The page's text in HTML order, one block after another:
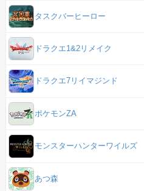
タスクバーヒーロー
ドラクエ1&2リメイク
ドラクエ7リイマジンド
ポケモンZA
モンスターハンターワイルズ
あつ森